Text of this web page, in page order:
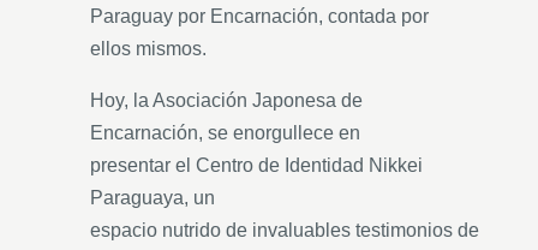
Paraguay por Encarnación, contada por
ellos mismos.
Hoy, la Asociación Japonesa de
Encarnación, se enorgullece en
presentar el Centro de Identidad Nikkei
Paraguaya, un
espacio nutrido de invaluables testimonios de